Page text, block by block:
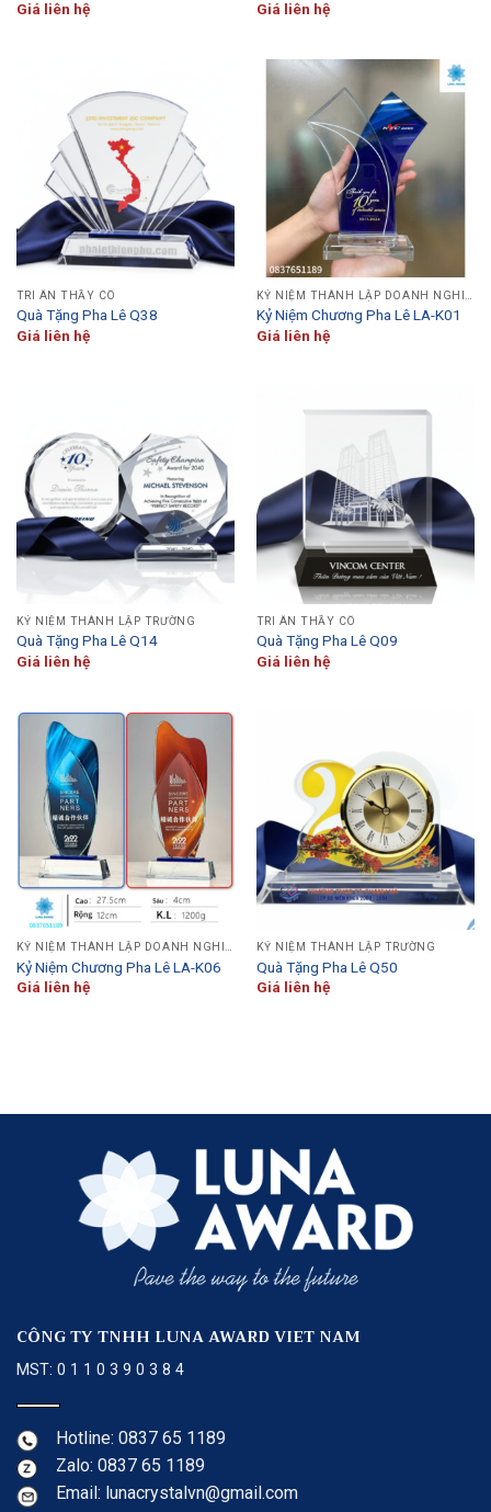
Giá liên hệ Giá liên hệ
TRI ÂN THẦY CÔ
Quà Tặng Pha Lê Q38
Giá liên hệ
Kỷ Niệm Chương Pha Lê LA-K01
Giá liên hệ
KỶ NIỆM THÀNH LẬP TRƯỜNG
Quà Tặng Pha Lê Q14
Giá liên hệ
TRI ÂN THẦY CÔ
Quà Tặng Pha Lê Q09
Giá liên hệ
KỶ NIỆM THÀNH LẬP DOANH NGHIỆP
Kỷ Niệm Chương Pha Lê LA-K06
Giá liên hệ
KỶ NIỆM THÀNH LẬP TRƯỜNG
Quà Tặng Pha Lê Q50
Giá liên hệ
CÔNG TY TNHH LUNA AWARD VIET NAM
MST: 0 1 1 0 3 9 0 3 8 4
Hotline: 0837 65 1189
Zalo: 0837 65 1189
Email: lunacrystalvn@gmail.com